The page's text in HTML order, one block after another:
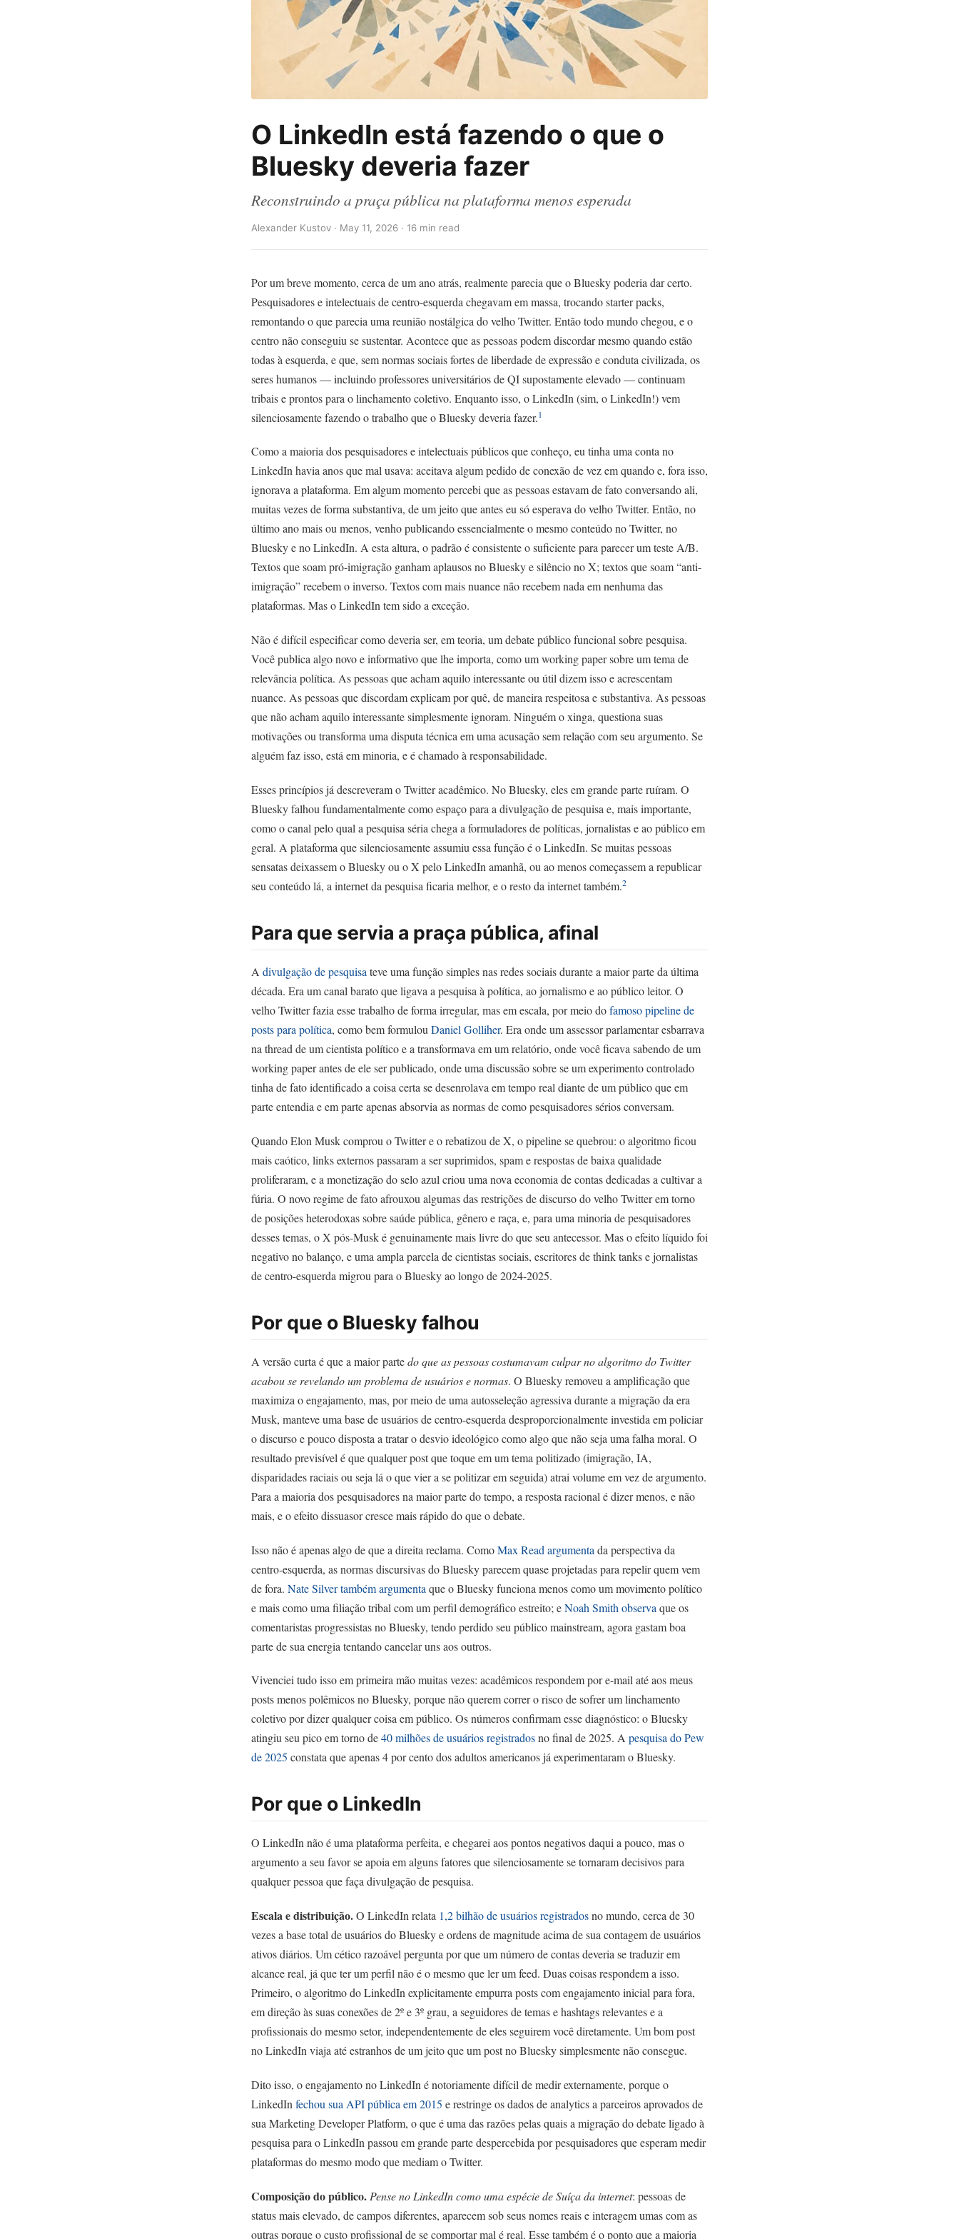
O LinkedIn está fazendo o que o
Bluesky deveria fazer
Reconstruindo a praça pública na plataforma menos esperada
Alexander Kustov · May 11, 2026 · 16 min read
Por um breve momento, cerca de um ano atrás, realmente parecia que o Bluesky poderia dar certo.
Pesquisadores e intelectuais de centro-esquerda chegavam em massa, trocando starter packs,
remontando o que parecia uma reunião nostálgica do velho Twitter. Então todo mundo chegou, e o
centro não conseguiu se sustentar. Acontece que as pessoas podem discordar mesmo quando estão
todas à esquerda, e que, sem normas sociais fortes de liberdade de expressão e conduta civilizada, os
seres humanos — incluindo professores universitários de QI supostamente elevado — continuam
tribais e prontos para o linchamento coletivo. Enquanto isso, o LinkedIn (sim, o LinkedIn!) vem
silenciosamente fazendo o trabalho que o Bluesky deveria fazer.1
Como a maioria dos pesquisadores e intelectuais públicos que conheço, eu tinha uma conta no
LinkedIn havia anos que mal usava: aceitava algum pedido de conexão de vez em quando e, fora isso,
ignorava a plataforma. Em algum momento percebi que as pessoas estavam de fato conversando ali,
muitas vezes de forma substantiva, de um jeito que antes eu só esperava do velho Twitter. Então, no
último ano mais ou menos, venho publicando essencialmente o mesmo conteúdo no Twitter, no
Bluesky e no LinkedIn. A esta altura, o padrão é consistente o suficiente para parecer um teste A/B.
Textos que soam pró-imigração ganham aplausos no Bluesky e silêncio no X; textos que soam “anti-
imigração” recebem o inverso. Textos com mais nuance não recebem nada em nenhuma das
plataformas. Mas o LinkedIn tem sido a exceção.
Não é difícil especificar como deveria ser, em teoria, um debate público funcional sobre pesquisa.
Você publica algo novo e informativo que lhe importa, como um working paper sobre um tema de
relevância política. As pessoas que acham aquilo interessante ou útil dizem isso e acrescentam
nuance. As pessoas que discordam explicam por quê, de maneira respeitosa e substantiva. As pessoas
que não acham aquilo interessante simplesmente ignoram. Ninguém o xinga, questiona suas
motivações ou transforma uma disputa técnica em uma acusação sem relação com seu argumento. Se
alguém faz isso, está em minoria, e é chamado à responsabilidade.
Esses princípios já descreveram o Twitter acadêmico. No Bluesky, eles em grande parte ruíram. O
Bluesky falhou fundamentalmente como espaço para a divulgação de pesquisa e, mais importante,
como o canal pelo qual a pesquisa séria chega a formuladores de políticas, jornalistas e ao público em
geral. A plataforma que silenciosamente assumiu essa função é o LinkedIn. Se muitas pessoas
sensatas deixassem o Bluesky ou o X pelo LinkedIn amanhã, ou ao menos começassem a republicar
seu conteúdo lá, a internet da pesquisa ficaria melhor, e o resto da internet também.2
Para que servia a praça pública, afinal
A divulgação de pesquisa teve uma função simples nas redes sociais durante a maior parte da última
década. Era um canal barato que ligava a pesquisa à política, ao jornalismo e ao público leitor. O
velho Twitter fazia esse trabalho de forma irregular, mas em escala, por meio dofamoso pipeline de
posts para política, como bem formulou Daniel Golliher. Era onde um assessor parlamentar esbarrava
na thread de um cientista político e a transformava em um relatório, onde você ficava sabendo de um
working paper antes de ele ser publicado, onde uma discussão sobre se um experimento controlado
tinha de fato identificado a coisa certa se desenrolava em tempo real diante de um público que em
parte entendia e em parte apenas absorvia as normas de como pesquisadores sérios conversam.
Quando Elon Musk comprou o Twitter e o rebatizou de X, o pipeline se quebrou: o algoritmo ficou
mais caótico, links externos passaram a ser suprimidos, spam e respostas de baixa qualidade
proliferaram, e a monetização do selo azul criou uma nova economia de contas dedicadas a cultivar a
fúria. O novo regime de fato afrouxou algumas das restrições de discurso do velho Twitter em torno
de posições heterodoxas sobre saúde pública, gênero e raça, e, para uma minoria de pesquisadores
desses temas, o X pós-Musk é genuinamente mais livre do que seu antecessor. Mas o efeito líquido foi
negativo no balanço, e uma ampla parcela de cientistas sociais, escritores de think tanks e jornalistas
de centro-esquerda migrou para o Bluesky ao longo de 2024-2025.
Por que o Bluesky falhou
A versão curta é que a maior partedo que as pessoas costumavam culpar no algoritmo do Twitter
acabou se revelando um problema de usuários e normas. O Bluesky removeu a amplificação que
maximiza o engajamento, mas, por meio de uma autosseleção agressiva durante a migração da era
Musk, manteve uma base de usuários de centro-esquerda desproporcionalmente investida em policiar
o discurso e pouco disposta a tratar o desvio ideológico como algo que não seja uma falha moral. O
resultado previsível é que qualquer post que toque em um tema politizado (imigração, IA,
disparidades raciais ou seja lá o que vier a se politizar em seguida) atrai volume em vez de argumento.
Para a maioria dos pesquisadores na maior parte do tempo, a resposta racional é dizer menos, e não
mais, e o efeito dissuasor cresce mais rápido do que o debate.
Isso não é apenas algo de que a direita reclama. ComoMax Read argumenta da perspectiva da
centro-esquerda, as normas discursivas do Bluesky parecem quase projetadas para repelir quem vem
de fora. Nate Silvertambém argumenta que o Bluesky funciona menos como um movimento político
e mais como uma filiação tribal com um perfil demográfico estreito; eNoah Smith observa que os
comentaristas progressistas no Bluesky, tendo perdido seu público mainstream, agora gastam boa
parte de sua energia tentando cancelar uns aos outros.
Vivenciei tudo isso em primeira mão muitas vezes: acadêmicos respondem por e-mail até aos meus
posts menos polêmicos no Bluesky, porque não querem correr o risco de sofrer um linchamento
coletivo por dizer qualquer coisa em público. Os números confirmam esse diagnóstico: o Bluesky
atingiu seu pico em torno de40 milhões de usuários registradosno final de 2025. A pesquisa do Pew
de 2025 constata que apenas 4 por cento dos adultos americanos já experimentaram o Bluesky.
Por que o LinkedIn
O LinkedIn não é uma plataforma perfeita, e chegarei aos pontos negativos daqui a pouco, mas o
argumento a seu favor se apoia em alguns fatores que silenciosamente se tornaram decisivos para
qualquer pessoa que faça divulgação de pesquisa.
Escala e distribuição.O LinkedIn relata 1,2 bilhão de usuários registradosno mundo, cerca de 30
vezes a base total de usuários do Bluesky e ordens de magnitude acima de sua contagem de usuários
ativos diários. Um cético razoável pergunta por que um número de contas deveria se traduzir em
alcance real, já que ter um perfil não é o mesmo que ler um feed. Duas coisas respondem a isso.
Primeiro, o algoritmo do LinkedIn explicitamente empurra posts com engajamento inicial para fora,
em direção às suas conexões de 2º e 3º grau, a seguidores de temas e hashtags relevantes e a
profissionais do mesmo setor, independentemente de eles seguirem você diretamente. Um bom post
no LinkedIn viaja até estranhos de um jeito que um post no Bluesky simplesmente não consegue.
Dito isso, o engajamento no LinkedIn é notoriamente difícil de medir externamente, porque o
LinkedIn fechou sua API pública em 2015 e restringe os dados de analytics a parceiros aprovados de
sua Marketing Developer Platform, o que é uma das razões pelas quais a migração do debate ligado à
pesquisa para o LinkedIn passou em grande parte despercebida por pesquisadores que esperam medir
plataformas do mesmo modo que mediam o Twitter.
Composição do público. Pense no LinkedIn como uma espécie de Suíça da internet: pessoas de
status mais elevado, de campos diferentes, aparecem sob seus nomes reais e interagem umas com as
outras porque o custo profissional de se comportar mal é real. Esse também é o ponto que a maioria